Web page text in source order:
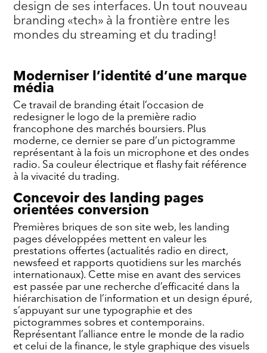
design de ses interfaces. Un tout nouveau
branding «tech» à la frontière entre les
mondes du streaming et du trading!
Moderniser l’identité d’une marque
média
Ce travail de branding était l’occasion de
redesigner le logo de la première radio
francophone des marchés boursiers. Plus
moderne, ce dernier se pare d’un pictogramme
représentant à la fois un microphone et des ondes
radio. Sa couleur électrique et flashy fait référence
à la vivacité du trading.
Concevoir des landing pages
orientées conversion
Premières briques de son site web, les landing
pages développées mettent en valeur les
prestations offertes (actualités radio en direct,
newsfeed et rapports quotidiens sur les marchés
internationaux). Cette mise en avant des services
est passée par une recherche d’efficacité dans la
hiérarchisation de l’information et un design épuré,
s’appuyant sur une typographie et des
pictogrammes sobres et contemporains.
Représentant l’alliance entre le monde de la radio
et celui de la finance, le style graphique des visuels